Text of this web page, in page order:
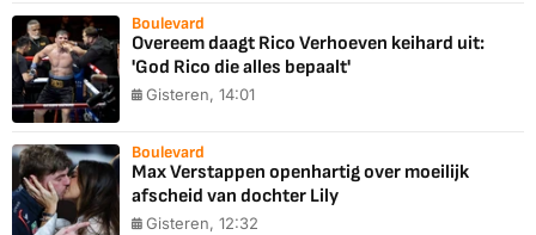
Boulevard
Overeem daagt Rico Verhoeven keihard uit:
'God Rico die alles bepaalt'
Gisteren, 14:01
Boulevard
Max Verstappen openhartig over moeilijk
afscheid van dochter Lily
Gisteren, 12:32